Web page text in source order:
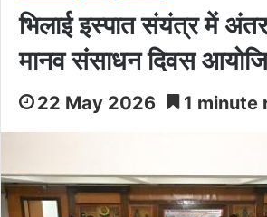
भिलाई इस्पात संयंत्र में
मानव संसाधन दिवस
22 May 2026 1 minute